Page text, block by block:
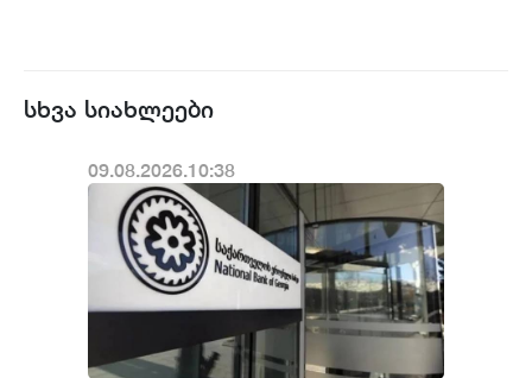
სხვა სიახლეები
09.08.2026.10:38